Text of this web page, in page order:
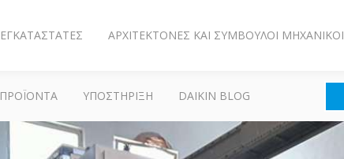
ΕΓΚΑΤΑΣΤΆΤΕΣ ΑΡΧΙΤΈΚΤΟΝΕΣ ΚΑΙ ΣΎΜΒΟΥΛΟΙ ΜΗΧΑΝΙΚΟΊ
ΠΡΟΪΌΝΤΑ ΥΠΟΣΤΗΡΙΞΗ DAIKIN BLOG